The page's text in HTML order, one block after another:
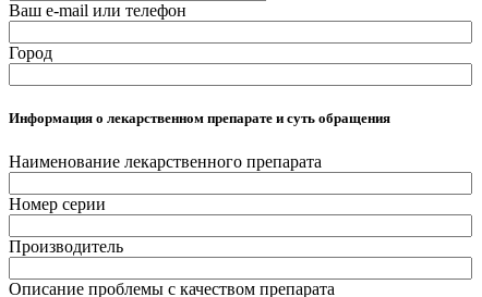
Ваш e-mail или телефон
Город
Информация о лекарственном препарате и суть обращения
Наименование лекарственного препарата
Номер серии
Производитель
Описание проблемы с качеством препарата